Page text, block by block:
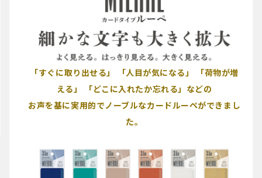
「すぐに取り出せる」 「人目が気になる」 「荷物が増
える」 「どこに入れたか忘れる」などの
お声を基に実用的でノーブルなカードルーペができまし
た。